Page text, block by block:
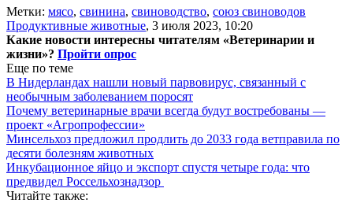
Метки: мясо, свинина, свиноводство, союз свиноводов
Продуктивные животные, 3 июля 2023, 10:20
Какие новости интересны читателям «Ветеринарии и
жизни»? Пройти опрос
Еще по теме
В Нидерландах нашли новый парвовирус, связанный с
необычным заболеванием поросят
Почему ветеринарные врачи всегда будут востребованы —
проект «Агропрофессии»
Минсельхоз предложил продлить до 2033 года ветправила по
десяти болезням животных
Инкубационное яйцо и экспорт спустя четыре года: что
предвидел Россельхознадзор
Читайте также: